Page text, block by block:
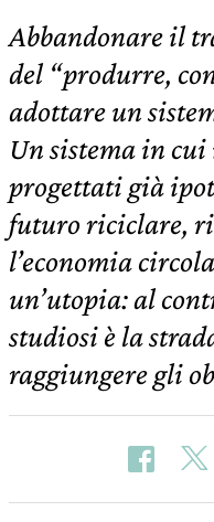
Abbandonare il
del “produrre,
adottare un
Un sistema in
progettati già
futuro riciclare,
l’economia
un’utopia: al
studiosi è la
raggiungere gli